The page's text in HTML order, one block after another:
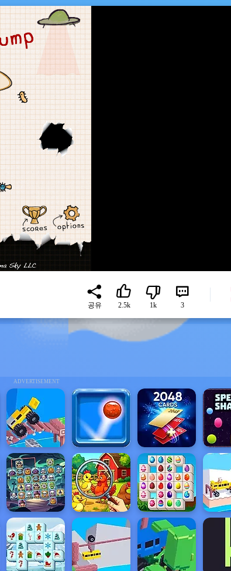
ADVERTISEMENT
공유 2.5k 1k 3